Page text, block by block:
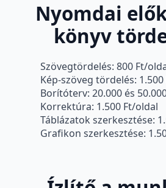
Nyomdai
könyv
Szövegtördelés: 800 Ft/
Kép-szöveg tördelés:
Borítóterv: 20.000 és
Korrektúra: 1.500 Ft/oldal
Táblázatok szerkesztése:
Grafikon szerkesztése: